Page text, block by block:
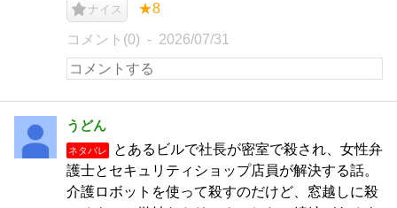
ナイス ★8
コメント(0) 2026/07/31
うどん
ネタバレ
とあるビルで社長が密室で殺され、女性弁
護士とセキュリティショップ店員が解決する話。
介護ロボットを使って殺すのだけど、窓越しに殺